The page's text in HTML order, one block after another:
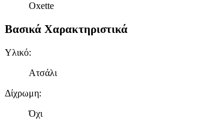
Oxette
Βασικά Χαρακτηριστικά
Υλικό:
Ατσάλι
Δίχρωμη:
Όχι